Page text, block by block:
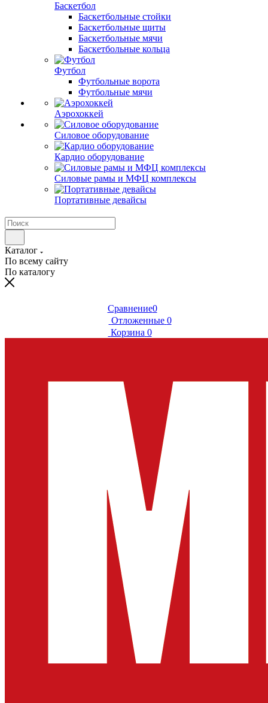
Баскетбол
Баскетбольные стойки
Баскетбольные щиты
Баскетбольные мячи
Баскетбольные кольца
Футбол
Футбольные ворота
Футбольные мячи
Аэрохоккей
Силовое оборудование
Кардио оборудование
Силовые рамы и МФЦ комплексы
Портативные девайсы
Каталог
По всему сайту
По каталогу
Сравнение0
Отложенные 0
Корзина 0